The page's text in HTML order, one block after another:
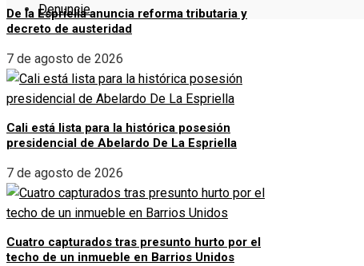
Denuncie
De la Espriella anuncia reforma tributaria y
decreto de austeridad
7 de agosto de 2026
Cali está lista para la histórica posesión
presidencial de Abelardo De La Espriella
7 de agosto de 2026
Cuatro capturados tras presunto hurto por el
techo de un inmueble en Barrios Unidos